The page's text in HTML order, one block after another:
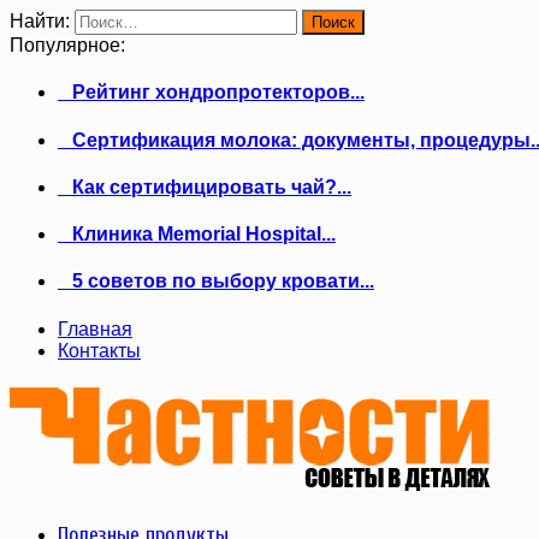
Найти:
Популярное:
Рейтинг хондропротекторов...
Сертификация молока: документы,
Как сертифицировать чай?...
Клиника Memorial Hospital...
5 советов по выбору кровати...
Главная
Контакты